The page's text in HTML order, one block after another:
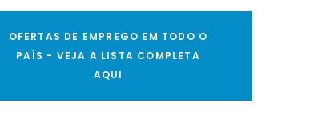
OFERTAS DE EMPREGO EM TODO O
PAÍS - VEJA A LISTA COMPLETA
AQUI